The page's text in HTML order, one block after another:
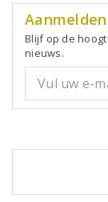
Blijf op de
nieuws.